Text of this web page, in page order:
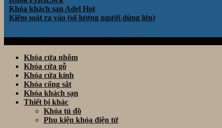
Khóa khách sạn Adel
Kiểm soát ra vào (số lượng người dùng lớn)
Khóa cửa nhôm
Khóa cửa gỗ
Khóa cửa kính
Khóa cổng sắt
Khóa khách sạn
Thiết bị khác
Khóa tủ đồ
Phụ kiện khóa điện tử